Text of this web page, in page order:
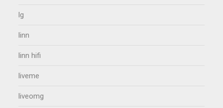
lg
linn
linn hifi
liveme
liveomg